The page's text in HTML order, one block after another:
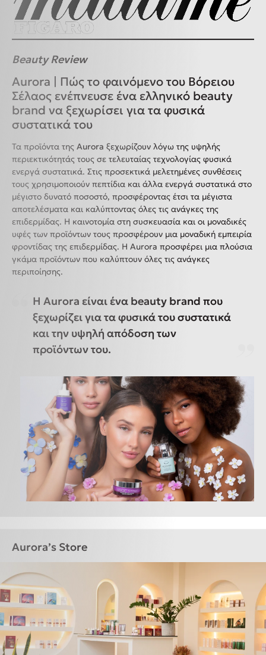
Beauty Review
Aurora | Πώς το φαινόμενο του Βόρειου
Σέλαος ενέπνευσε ένα ελληνικό beauty
brand να ξεχωρίσει για τα φυσικά
συστατικά του
Τα προϊόντα της Aurora ξεχωρίζουν λόγω της υψηλής
περιεκτικότητάς τους σε τελευταίας τεχνολογίας φυσικά
ενεργά συστατικά. Στις προσεκτικά μελετημένες συνθέσεις
τους χρησιμοποιούν πεπτίδια και άλλα ενεργά συστατικά στο
μέγιστο δυνατό ποσοστό, προσφέροντας έτσι τα μέγιστα
αποτελέσματα και καλύπτοντας όλες τις ανάγκες της
επιδερμίδας. Η καινοτομία στη συσκευασία και οι μοναδικές
υφές των προϊόντων τους προσφέρουν μια μοναδική εμπειρία
φροντίδας της επιδερμίδας. Η Aurora προσφέρει μια πλούσια
γκάμα προϊόντων που καλύπτουν όλες τις ανάγκες
περιποίησης.
Η Aurora είναι ένα beauty brand που
ξεχωρίζει για τα φυσικά του συστατικά
και την υψηλή απόδοση των
προϊόντων του.
Aurora’s Store